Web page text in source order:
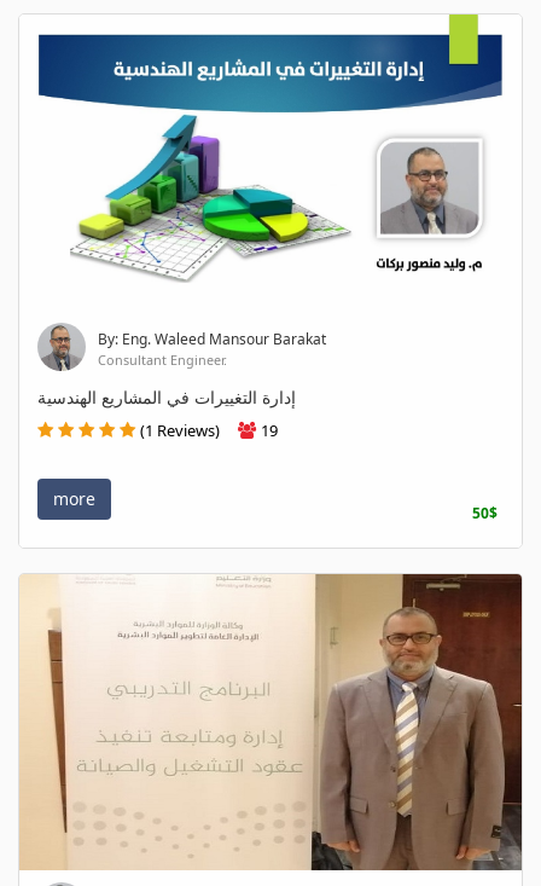
By: Eng. Waleed Mansour Barakat
Consultant Engineer.
إدارة التغييرات في المشاريع الهندسية
(1 Reviews) 19
more
50$